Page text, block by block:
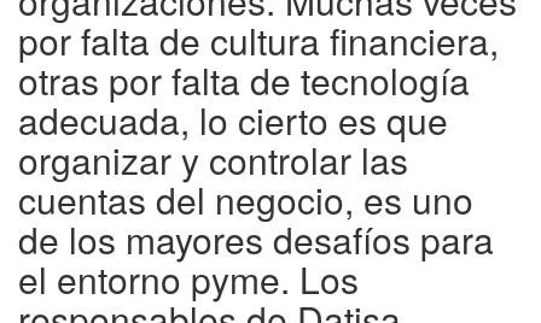
por falta de cultura financiera,
otras por falta de tecnología
adecuada, lo cierto es que
organizar y controlar las
cuentas del negocio, es uno
de los mayores desafíos para
el entorno pyme. Los